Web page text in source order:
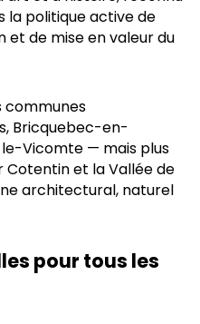
la politique active de
et de mise en valeur du
communes
Bricquebec-en-
Vicomte — mais plus
et la Vallée de
architectural, naturel
pour tous les